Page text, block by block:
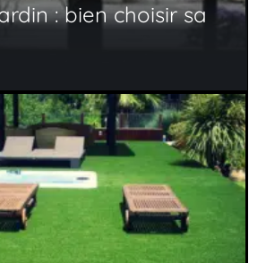
: bien choisir sa